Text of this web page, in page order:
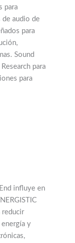
para
audio de
para
Sound
para
para
influye en
reducir
y